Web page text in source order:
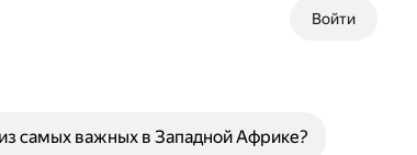
Войти
самых важных в Западной Африке?